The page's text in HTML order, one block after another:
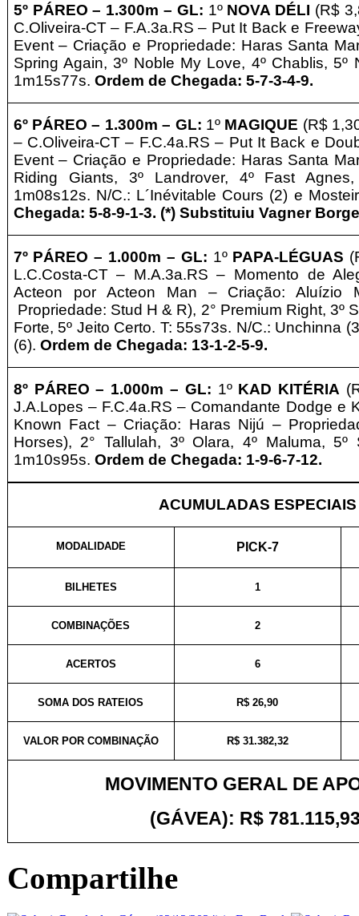
5º PÁREO – 1.300m – GL: 1ºNOVA DÉLI (R$
C.Oliveira-CT – F.A.3a.RS – Put It Back e
Event – Criação e Propriedade: Haras Santa
Spring Again,3º Noble My Love, 4º Chablis, 5º
1m15s77s. Ordem de Chegada: 5-7-3-4-9.
6º PÁREO – 1.300m – GL: 1º MAGIQUE (R$
– C.Oliveira-CT – F.C.4a.RS – Put It Back e
Event – Criação e Propriedade: Haras Santa
Riding Giants, 3º Landrover, 4º Fast
1m08s12s. N/C.: L´Inévitable Cours (2) e
Chegada: 5-8-9-1-3. (*) Substituiu Vagner
7º PÁREO – 1.000m – GL: 1ºPAPA-LÉGUAS
L.C.Costa-CT – M.A.3a.RS – Momento de
Acteon por Acteon Man – Criação: Aluízio
Propriedade: Stud H & R), 2° Premium Right, 3º
Forte, 5º Jeito Certo. T: 55s73s. N/C.: Unchinna
(6). Ordem de Chegada: 13-1-2-5-9.
8º PÁREO – 1.000m – GL: 1ºKAD KITÉRIA
J.A.Lopes – F.C.4a.RS – Comandante Dodge e
Known Fact – Criação: Haras Nijú –
Horses), 2° Tallulah, 3º Olara, 4º Maluma, 5º
1m10s95s. Ordem de Chegada: 1-9-6-7-12.
ACUMULADAS ESPECIAIS
MODALIDADE PICK-7
BILHETES 1
COMBINAÇÕES 2
ACERTOS 6
SOMA DOS RATEIOS R$ 26,90
VALOR POR COMBINAÇÃO R$ 31.382,32
MOVIMENTO GERAL DE
(GÁVEA): R$
Compartilhe